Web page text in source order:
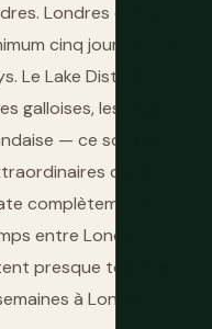
Londres est de
cinq jours. C'est
Le Lake District, les
galloises, les villages
— ce sont des
qu'un
complètement.
entre Londres et
presque toujours
à Londres.